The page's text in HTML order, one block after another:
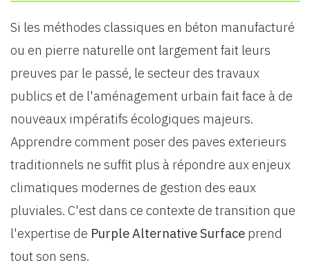
Si les méthodes classiques en béton manufacturé
ou en pierre naturelle ont largement fait leurs
preuves par le passé, le secteur des travaux
publics et de l'aménagement urbain fait face à de
nouveaux impératifs écologiques majeurs.
Apprendre comment poser des paves exterieurs
traditionnels ne suffit plus à répondre aux enjeux
climatiques modernes de gestion des eaux
pluviales. C'est dans ce contexte de transition que
l'expertise de Purple Alternative Surface prend
tout son sens.